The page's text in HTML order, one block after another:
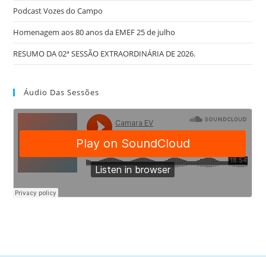
Podcast Vozes do Campo
Homenagem aos 80 anos da EMEF 25 de julho
RESUMO DA 02ª SESSÃO EXTRAORDINÁRIA DE 2026.
Áudio Das Sessões